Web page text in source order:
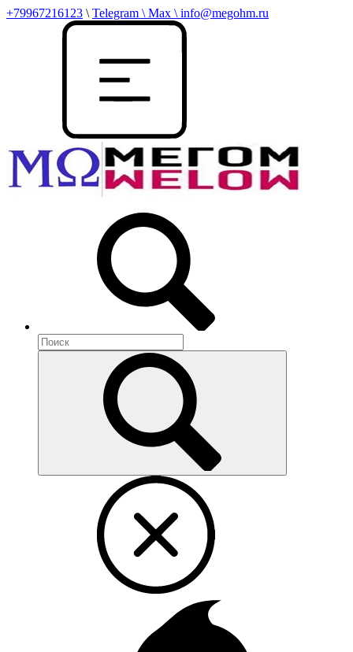
+79967216123 \ Telegram \ Max \ info@megohm.ru